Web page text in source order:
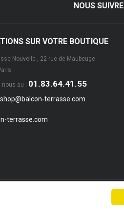
NOUS SUIVRE
SUR VOTRE BOUTIQUE
Nouvelle , 22 rue de Maubeuge
nous au : 01.83.64.41.55
shop@balcon-terrasse.com
terrasse.com